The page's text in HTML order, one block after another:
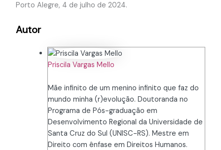
Porto Alegre, 4 de julho de 2024.
Autor
Priscila Vargas Mello
Mãe infinito de um menino infinito que faz do
mundo minha (r)evolução. Doutoranda no
Programa de Pós-graduação em
Desenvolvimento Regional da Universidade de
Santa Cruz do Sul (UNISC-RS). Mestre em
Direito com ênfase em Direitos Humanos.